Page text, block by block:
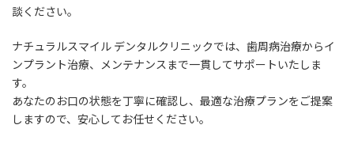
談ください。
ナチュラルスマイル デンタルクリニックでは、歯周病治療からイ
ンプラント治療、メンテナンスまで一貫してサポートいたしま
す。
あなたのお口の状態を丁寧に確認し、最適な治療プランをご提案
しますので、安心してお任せください。